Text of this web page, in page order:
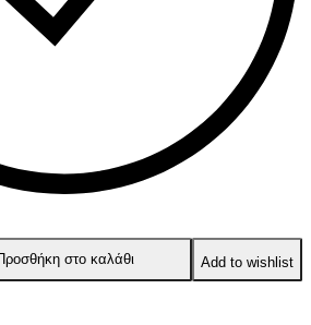
στο καλάθι Add to wishlist